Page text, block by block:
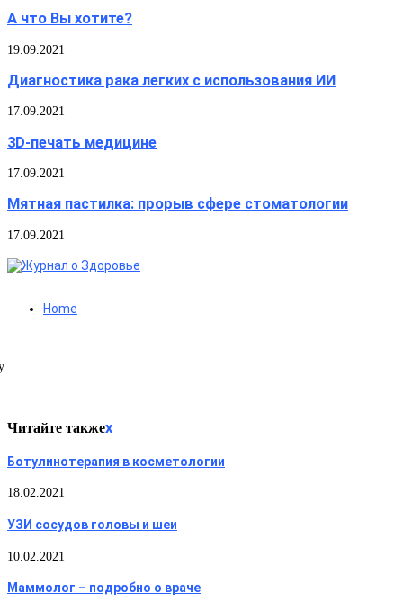
А что Вы хотите?
19.09.2021
Диагностика рака легких с использования ИИ
17.09.2021
3D-печать медицине
17.09.2021
Мятная пастилка: прорыв сфере стоматологии
17.09.2021
Home
Читайте такжеx
Ботулинотерапия в косметологии
18.02.2021
УЗИ сосудов головы и шеи
10.02.2021
Маммолог – подробно о враче